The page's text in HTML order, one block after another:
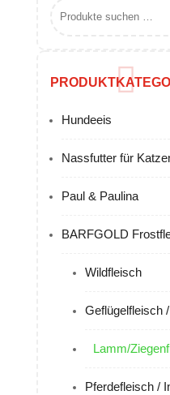
Hundeeis
Nassfutter für
Paul & Paulina
BARFGOLD
Wildfleisch
Geflügelfleisch
Lamm/
Pferdefleisch /